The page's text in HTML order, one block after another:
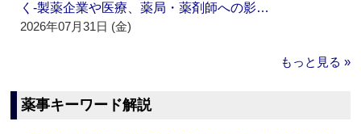
く‐製薬企業や医療、薬局・薬剤師への影…
2026年07月31日 (金)
もっと見る »
薬事キーワード解説